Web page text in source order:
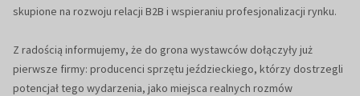
skupione na rozwoju relacji B2B i wspieraniu profesjonalizacji rynku.
Z radością informujemy, że do grona wystawców dołączyły już
pierwsze firmy: producenci sprzętu jeździeckiego, którzy dostrzegli
potencjał tego wydarzenia, jako miejsca realnych rozmów